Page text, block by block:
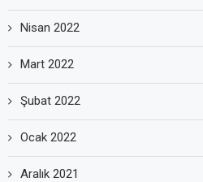
Nisan 2022
Mart 2022
Şubat 2022
Ocak 2022
Aralık 2021